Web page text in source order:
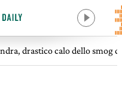
drastico calo dello smog